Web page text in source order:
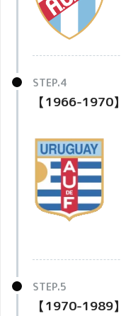
【1966-1970】
【1970-1989】